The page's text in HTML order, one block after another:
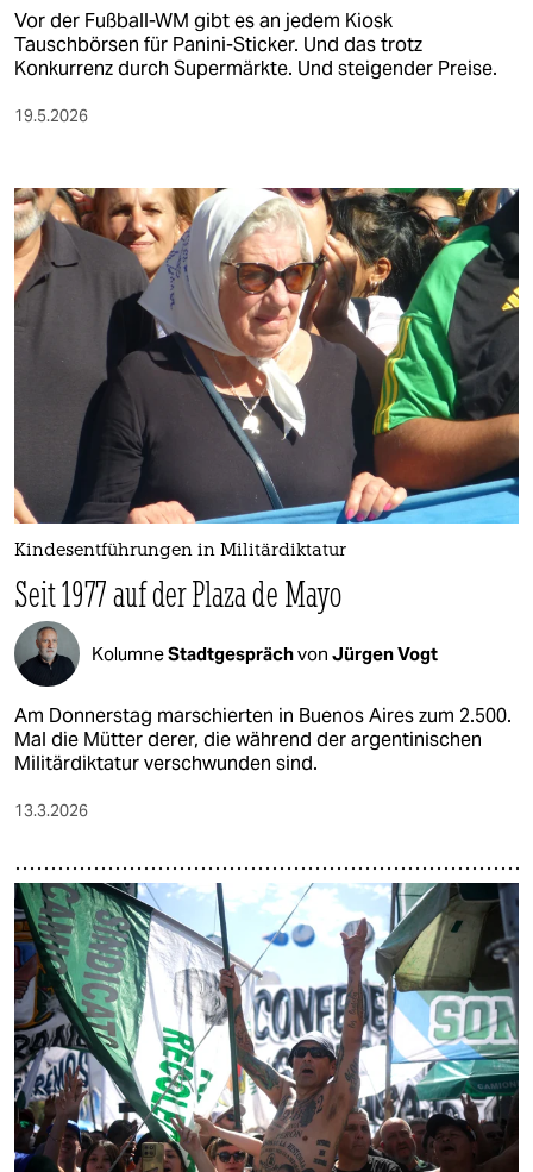
Vor der Fußball-WM gibt es an jedem Kiosk
Tauschbörsen für Panini-Sticker. Und das trotz
Konkurrenz durch Supermärkte. Und steigender Preise.
19.5.2026
Kindesentführungen in Militärdiktatur
Seit 1977 auf der Plaza de Mayo
KolumneStadtgesprächvon Jürgen Vogt
Am Donnerstag marschierten in Buenos Aires zum 2.500.
Mal die Mütter derer, die während der argentinischen
Militärdiktatur verschwunden sind.
13.3.2026